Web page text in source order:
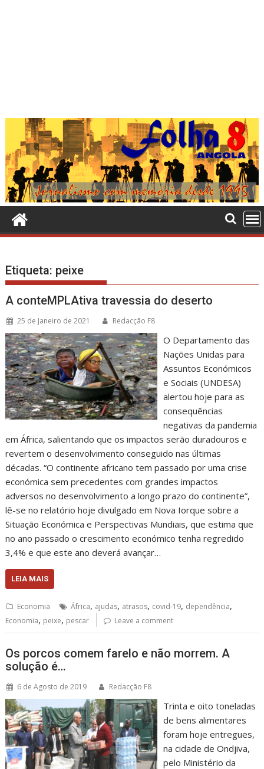
Etiqueta: peixe
A conteMPLAtiva travessia do deserto
25 de Janeiro de 2021 Redacção F8
O Departamento das
Nações Unidas para
Assuntos Económicos
e Sociais (UNDESA)
alertou hoje para as
consequências
negativas da pandemia
em África, salientando que os impactos serão duradouros e
revertem o desenvolvimento conseguido nas últimas
décadas. “O continente africano tem passado por uma crise
económica sem precedentes com grandes impactos
adversos no desenvolvimento a longo prazo do continente”,
lê-se no relatório hoje divulgado em Nova Iorque sobre a
Situação Económica e Perspectivas Mundiais, que estima que
no ano passado o crescimento económico tenha regredido
3,4% e que este ano deverá avançar…
LEIA MAIS
Economia África, ajudas, atrasos, covid-19, dependência,
Economia, peixe, pescar Leave a comment
Os porcos comem farelo e não morrem. A
solução é…
6 de Agosto de 2019 Redacção F8
Trinta e oito toneladas
de bens alimentares
foram hoje entregues,
na cidade de Ondjiva,
pelo Ministério da